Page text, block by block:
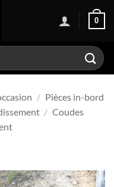
0
/ Pièces in-bord
/ Coudes